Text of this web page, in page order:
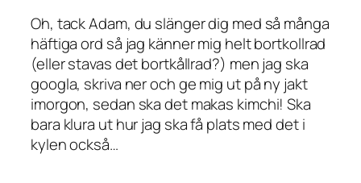
Oh, tack Adam, du slänger dig med så många
häftiga ord så jag känner mig helt bortkollrad
(eller stavas det bortkållrad?) men jag ska
googla, skriva ner och ge mig ut på ny jakt
imorgon, sedan ska det makas kimchi! Ska
bara klura ut hur jag ska få plats med det i
kylen också…